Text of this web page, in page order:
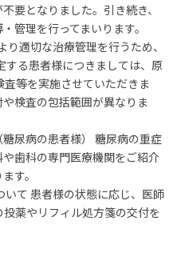
要となりました。引き続き、
管理を行ってまいります。
り適切な治療管理を行うため、
する患者様につきましては、原
等を実施させていただきま
検査の包括範囲が異なりま
尿病の患者様） 糖尿病の重症
歯科の専門医療機関をご紹介
す。
いて 患者様の状態に応じ、医師
薬やリフィル処方箋の交付を